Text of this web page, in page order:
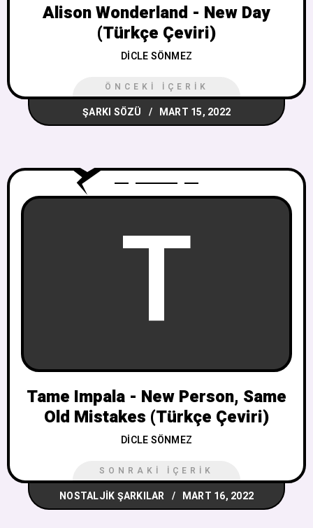
Alison Wonderland - New Day
(Türkçe Çeviri)
DICLE SÖNMEZ
ÖNCEKI İÇERIK
ŞARKI SÖZÜ MART 15, 2022
T
Tame Impala - New Person, Same
Old Mistakes (Türkçe Çeviri)
DICLE SÖNMEZ
SONRAKI İÇERIK
NOSTALJIK ŞARKILAR MART 16, 2022